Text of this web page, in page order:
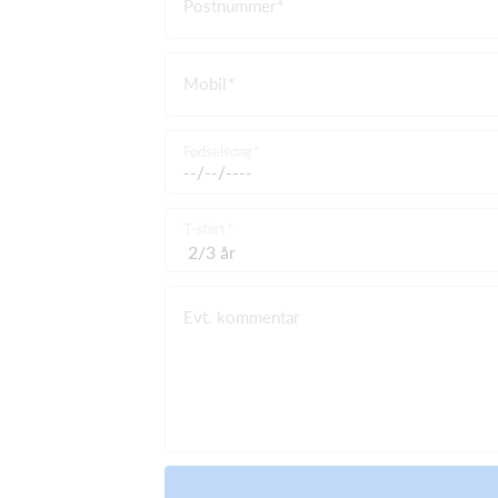
Postnummer
Mobil
Evt. kommentar